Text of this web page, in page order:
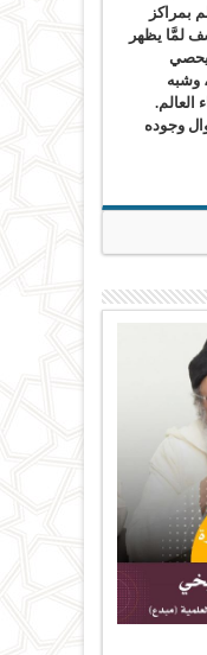
بمراكز
لمَّا يظهر
يحصي
وشبه
العالم.
وجوده